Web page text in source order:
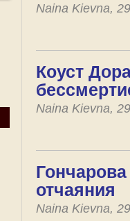
Naina Kievna,
Коуст
Naina Kievna,
отчаяния
Naina Kievna,